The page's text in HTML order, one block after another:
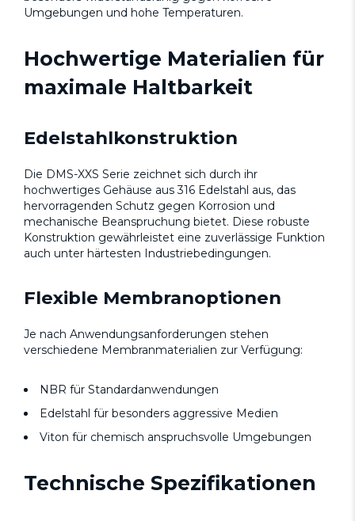
Umgebungen und hohe Temperaturen.
Hochwertige Materialien für
maximale Haltbarkeit
Edelstahlkonstruktion
Die DMS-XXS Serie zeichnet sich durch ihr
hochwertiges Gehäuse aus 316 Edelstahl aus, das
hervorragenden Schutz gegen Korrosion und
mechanische Beanspruchung bietet. Diese robuste
Konstruktion gewährleistet eine zuverlässige Funktion
auch unter härtesten Industriebedingungen.
Flexible Membranoptionen
Je nach Anwendungsanforderungen stehen
verschiedene Membranmaterialien zur Verfügung:
NBR für Standardanwendungen
Edelstahl für besonders aggressive Medien
Viton für chemisch anspruchsvolle Umgebungen
Technische Spezifikationen